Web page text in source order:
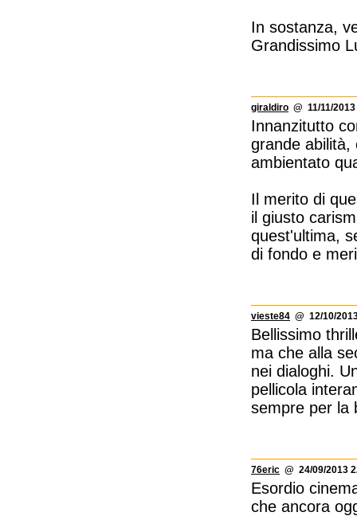
In sostanza,
Grandissimo
giraldiro @ 11/11/
Innanzitutto
grande abilità,
ambientato
Il merito di
il giusto
quest'ultima,
di fondo e
vieste84 @ 12/10/
Bellissimo
ma che alla
nei dialoghi.
pellicola
sempre per la
76eric @ 24/09/2013
Esordio
che ancora